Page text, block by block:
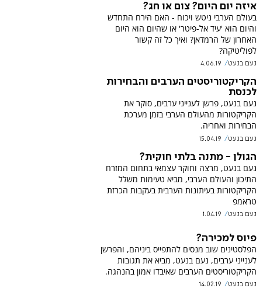
איזה יום היום? צום או חג?
בעולם הערבי ניטש ויכוח - האם הירח התחדש
והיום הוא 'עיד אל-פיטר' או שהיום הוא היום
האחרון של הרמדאן? ואיך כל זה קשור
לפוליטיקה?
נעם בנעט 4.06.19
הקריקטוריסטים הערבים והבחירות
לכנסת
נעם בנעט, פרשן לענייני ערבים, סוקר את
הקריקטורות מהעולם הערבי בזמן מערכת
הבחירות ואחריה.
נעם בנעט 15.04.19
הגולן - מתנה בלתי חוקית?
נעם בנעט, מרצה וחוקר עצמאי בתחום המזרח
התיכון והעולם הערבי, מביא טעימות משלל
הקריקטורות בעיתונות הערבית בעקבות הכרזת
טראמפ
נעם בנעט 1.04.19
פיוס למכירה?
הפלסטינים שוב מנסים להתפייס ביניהם, והפרשן
לענייני ערבים, נעם בנעט, מביא את תגובות
הקריקטוריסטים הערבים שאיבדו אמון בהנהגה.
נעם בנעט 14.02.19